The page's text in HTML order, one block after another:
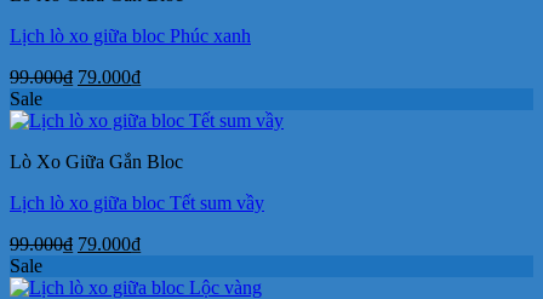
Lịch lò xo giữa bloc Phúc xanh
99.000₫ Giá
là:
79.000₫Giá
tại
79.000₫.
Sale
Lò Xo Giữa Gắn Bloc
Lịch lò xo giữa bloc Tết sum vầy
99.000₫ Giá
là:
79.000₫Giá
tại
Sale